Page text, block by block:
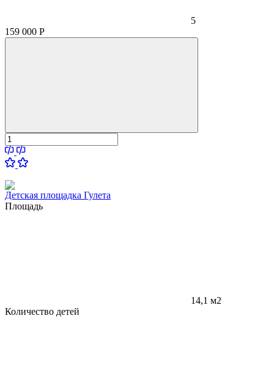
5
159 000 Р
Детская площадка Гулета
Площадь
14,1 м2
Количество детей